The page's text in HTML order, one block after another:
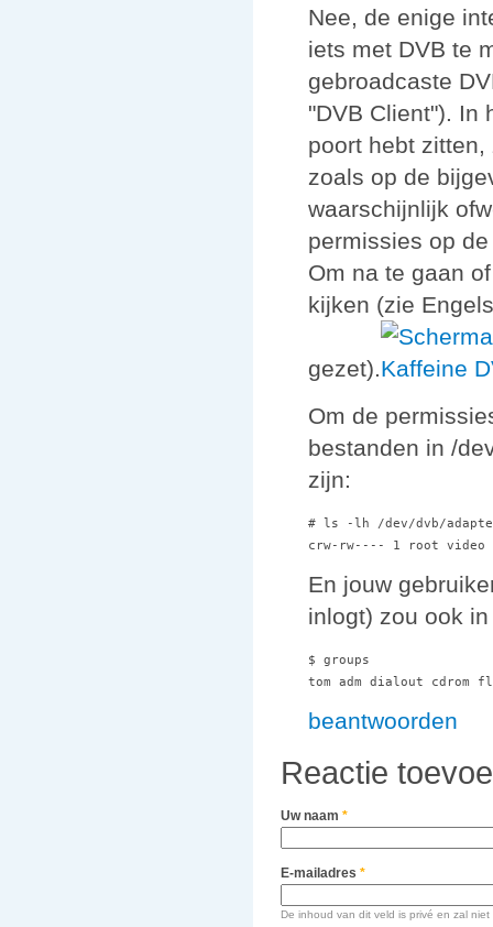
Nee, de enige
iets met DVB te
gebroadcaste
"DVB Client"). In
poort hebt
zoals op de
waarschijnlijk
permissies op
Om na te gaan
kijken (zie
gezet).
Om de
bestanden in /
zijn:
# ls -lh /dev/dvb/
En jouw
inlogt) zou ook
$ groups
beantwoorden
Reactie
Uw naam *
E-mailadres *
De inhoud van dit veld is privé en zal